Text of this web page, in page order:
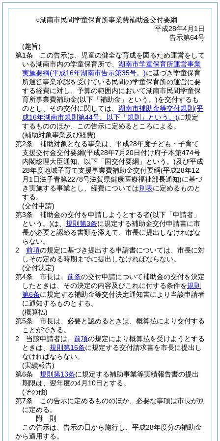
○湖南市民間学童保育所事業費補助金交付要綱
平成28年4月1日
告示第64号
(趣旨)
第1条
この告示は、児童の健全な育成を図るため運営をして
いる湖南市内の学童保育所で、 湖南市学童保育所運営事業
実施要綱(平成16年湖南市告示第35号。)に基づき学童保育
所運営事業承認を受けている民間の学童保育所の運営に要
する経費に対し、予算の範囲内において湖南市民間学童保
育所事業費補助金(以下「補助金」という。)を交付するも
のとし、その交付に関しては、 湖南市補助金等交付規則 (平
成16年湖南市規則第44号。以下「規則」という。)に規定
するもののほか、この告示に定めるところによる。
(補助対象事業及び経費)
第2条
補助対象となる事業は、平成28年度子ども・子育て
支援交付金交付要綱(平成28年7月20日付け府子本第474号
内閣総理大臣通知、以下「国交付要綱」という。)及び平成
28年度地域子育て支援事業費補助金交付要綱(平成28年12
月1日滋子青第2278号滋賀県健康医療福祉部長通知)に基づ
き実施する事業とし、経費については別表に定めるものと
する。
(交付申請)
第3条
補助金の交付を申請しようとする者(以下「申請者」
という。)は、 規則第3条に規定する補助金交付申請書に市
長が必要と認める書類を添えて、市長に提出しなければな
らない。
2
前項の規定に基づき提出する申請書については、市長に対
しその定める時期までに提出しなければならない。
(交付決定)
第4条
市長は、 前条の交付申請について補助金の交付を決定
したときは、その決定の内容及びこれに付する条件を規則
第6条に規定する補助金等交付決定通知書により当該申請者
に通知するものとする。
(概算払)
第5条
市長は、必要と認めるときは、概算払により交付する
ことができる。
2
当該申請者は、 前項の規定により概算払を受けようとする
ときは、 規則第16条に規定する交付請求書を市長に提出し
なければならない。
(実績報告)
第6条
規則第13条に規定する補助事業等実績報告書の提出
期限は、翌年度の4月10日とする。
(その他)
第7条
この告示に定めるもののほか、必要な事項は市長が別
に定める。
附 則
この告示は、告示の日から施行し、平成28年度分の補助金
から適用する。